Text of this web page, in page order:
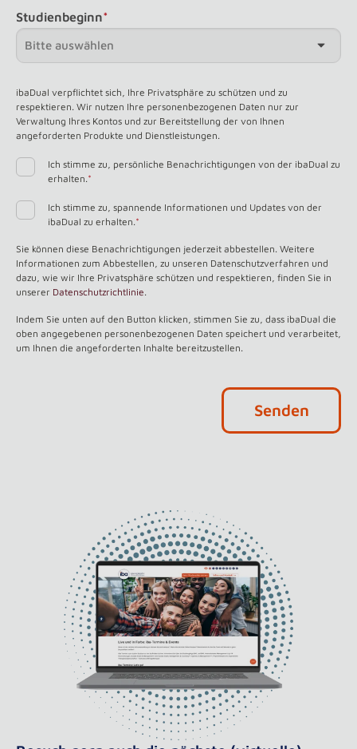
Studienbeginn*
ibaDual verpflichtet sich, Ihre Privatsphäre zu schützen und zu
respektieren. Wir nutzen Ihre personenbezogenen Daten nur zur
Verwaltung Ihres Kontos und zur Bereitstellung der von Ihnen
angeforderten Produkte und Dienstleistungen.
Ich stimme zu, persönliche Benachrichtigungen von der ibaDual zu
erhalten.*
Ich stimme zu, spannende Informationen und Updates von der
ibaDual zu erhalten.*
Sie können diese Benachrichtigungen jederzeit abbestellen. Weitere
Informationen zum Abbestellen, zu unseren Datenschutzverfahren und
dazu, wie wir Ihre Privatsphäre schützen und respektieren, finden Sie in
unserer Datenschutzrichtlinie.
Indem Sie unten auf den Button klicken, stimmen Sie zu, dass ibaDual die
oben angegebenen personenbezogenen Daten speichert und verarbeitet,
um Ihnen die angeforderten Inhalte bereitzustellen.